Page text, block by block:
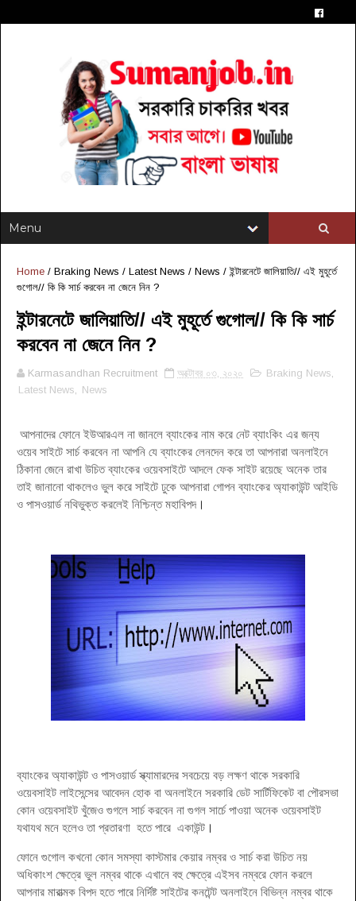
Home / Braking News / Latest News / News /ইন্টারনেটে জালিয়াতি// এই মুহূর্তে
গুগোল// কি কি সার্চ করবেন না জেনে নিন ?
ইন্টারনেটে জালিয়াতি// এই মুহূর্তে গুগোল// কি কি সার্চ
করবেন না জেনে নিন ?
Karmasandhan Recruitment অক্টোবর ০৩, ২০২০ Braking News
Latest News
News
আপনাদের ফোনে ইউআরএল না জানলে ব্যাংকের নাম করে নেট ব্যাংকিং এর জন্য
ওয়েব সাইটে সার্চ করবেন না আপনি যে ব্যাংকের লেনদেন করে তা আপনারা অনলাইনে
ঠিকানা জেনে রাখা উচিত ব্যাংকের ওয়েবসাইটে আদলে ফেক সাইট রয়েছে অনেক তার
তাই জানানো থাকলেও ভুল করে সাইটে ঢুকে আপনারা গোপন ব্যাংকের অ্যাকাউন্ট আইডি
ও পাসওয়ার্ড নথিভুক্ত করলেই নিশ্চিন্ত মহাবিপদ ।
ব্যাংকের অ্যাকাউন্ট ও পাসওয়ার্ড স্ক্যামারদের সবচেয়ে বড় লক্ষণ থাকে সরকারি
ওয়েবসাইট লাইসেন্সের আবেদন হোক বা অনলাইনে সরকারি ডেট সার্টিফিকেট বা পৌরসভা
কোন ওয়েবসাইট খুঁজেও গুগলে সার্চ করবেন না গুগল সার্চে পাওয়া অনেক ওয়েবসাইট
যথাযথ মনে হলেও তা প্রতারণা হতে পারে একাউন্ট ।
ফোনে গুগোল কখনো কোন সমস্যা কাস্টমার কেয়ার নম্বর ও সার্চ করা উচিত নয়
অধিকাংশ ক্ষেত্রে ভুল নম্বর থাকে এখানে বহু ক্ষেত্রে এইসব নম্বরে ফোন করলে
আপনার মারাত্মক বিপদ হতে পারে নির্দিষ্ট সাইটের কনটেন্ট অনলাইনে বিভিন্ন নম্বর থাকে